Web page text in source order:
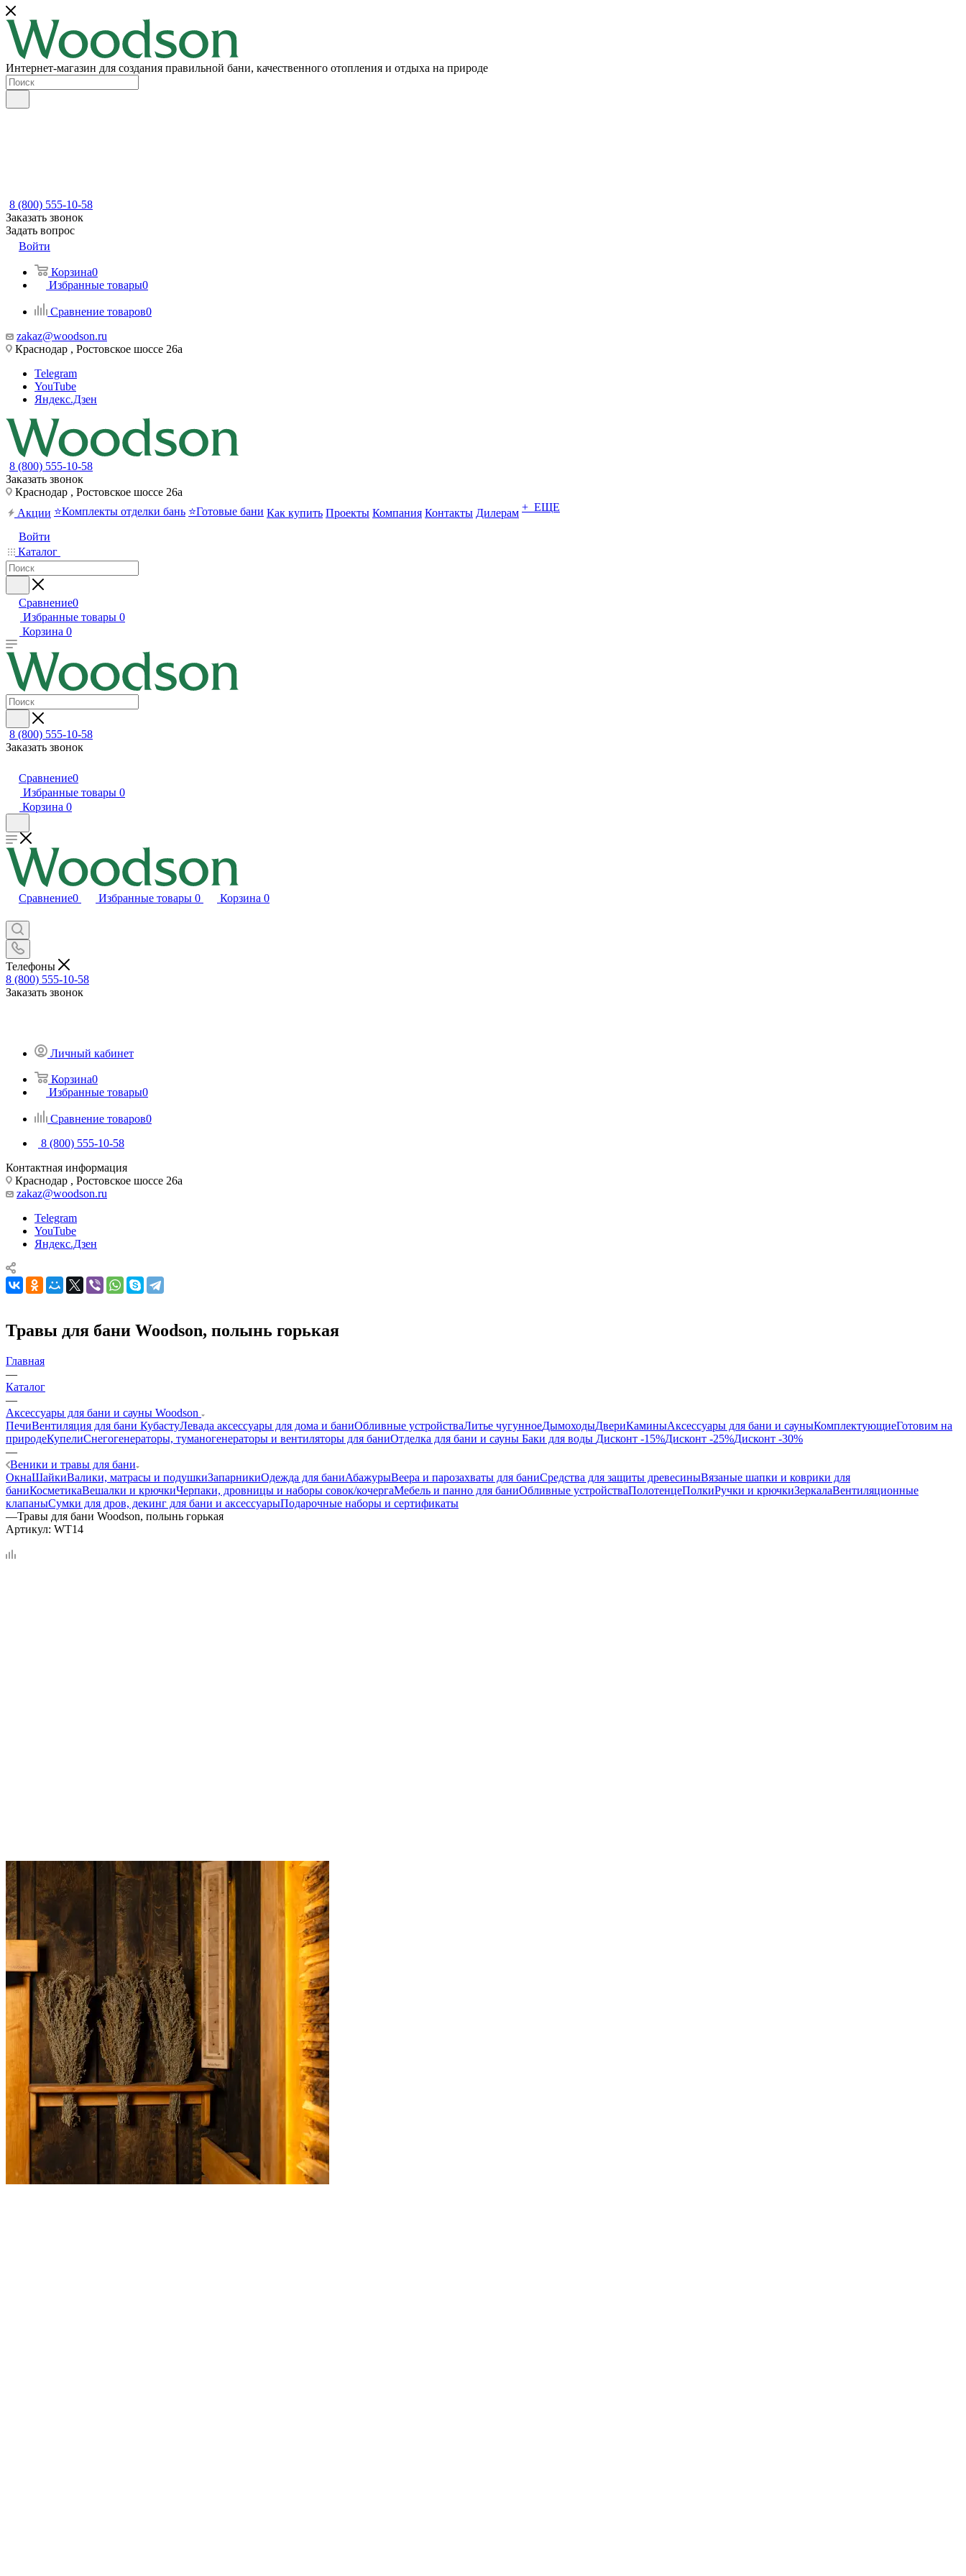
Интернет-магазин для создания правильной бани, качественного отопления и отдыха на природе
8 (800) 555-10-58
Заказать звонок
Задать вопрос
Войти
Корзина0
Избранные товары0
Сравнение товаров0
zakaz@woodson.ru
Краснодар , Ростовское шоссе 26а
Telegram
YouTube
Яндекс.Дзен
8 (800) 555-10-58
Заказать звонок
Краснодар , Ростовское шоссе 26а
Акции ⭐Комплекты отделки бань ⭐Готовые бани Как купить Проекты Компания Контакты Дилерам + ЕЩЕ
Войти
Каталог
Сравнение0
Избранные товары 0
Корзина 0
8 (800) 555-10-58
Заказать звонок
Сравнение0
Избранные товары 0
Корзина 0
Сравнение0 Избранные товары 0 Корзина 0
Телефоны
8 (800) 555-10-58
Заказать звонок
Личный кабинет
Корзина0
Избранные товары0
Сравнение товаров0
8 (800) 555-10-58
Контактная информация
Краснодар , Ростовское шоссе 26а
zakaz@woodson.ru
Telegram
YouTube
Яндекс.Дзен
Травы для бани Woodson, полынь горькая
Главная
—
Каталог
—
Аксессуары для бани и сауны Woodson
ПечиВентиляция для бани КубастуЛевада аксессуары для дома и баниОбливные устройстваЛитье чугунноеДымоходыДвериКаминыАксессуары для бани и сауныКомплектующиеГотовим на
природеКупелиСнегогенераторы, туманогенераторы и вентиляторы для баниОтделка для бани и сауны Баки для воды Дисконт -15%Дисконт -25%Дисконт -30%
—
Веники и травы для бани
ОкнаШайкиВалики, матрасы и подушкиЗапарникиОдежда для баниАбажурыВеера и парозахваты для баниСредства для защиты древесиныВязаные шапки и коврики для
баниКосметикаВешалки и крючкиЧерпаки, дровницы и наборы совок/кочергаМебель и панно для баниОбливные устройстваПолотенцеПолкиРучки и крючкиЗеркалаВентиляционные
клапаныСумки для дров, декинг для бани и аксессуарыПодарочные наборы и сертификаты
—Травы для бани Woodson, полынь горькая
Артикул: WT14